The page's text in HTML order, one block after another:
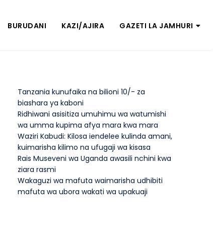
BURUDANI KAZI/AJIRA GAZETI LA JAMHURI
Tanzania kunufaika na bilioni 10/- za
biashara ya kaboni
Ridhiwani asisitiza umuhimu wa watumishi
wa umma kupima afya mara kwa mara
Waziri Kabudi: Kilosa iendelee kulinda amani,
kuimarisha kilimo na ufugaji wa kisasa
Rais Museveni wa Uganda awasili nchini kwa
ziara rasmi
Wakaguzi wa mafuta waimarisha udhibiti
mafuta wa ubora wakati wa upakuaji